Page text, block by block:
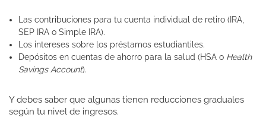
Las contribuciones para tu cuenta individual de retiro (IRA,
SEP IRA o Simple IRA).
Los intereses sobre los préstamos estudiantiles.
Depósitos en cuentas de ahorro para la salud (HSA o Health
Savings Account).
Y debes saber que algunas tienen reducciones graduales
según tu nivel de ingresos.